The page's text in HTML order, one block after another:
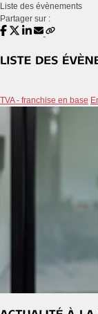
Liste des évènements
Partager sur :
TVA - franchise en base